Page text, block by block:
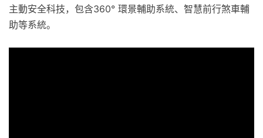
主動安全科技，包含360° 環景輔助系統、智慧前行煞車輔
助等系統。